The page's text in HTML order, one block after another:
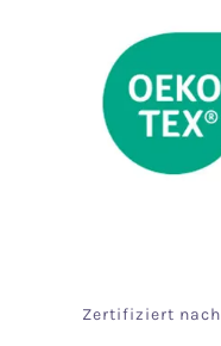
Zertifiziert nach